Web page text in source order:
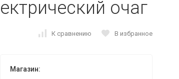
очаг
К сравнению В избранное
Магазин: